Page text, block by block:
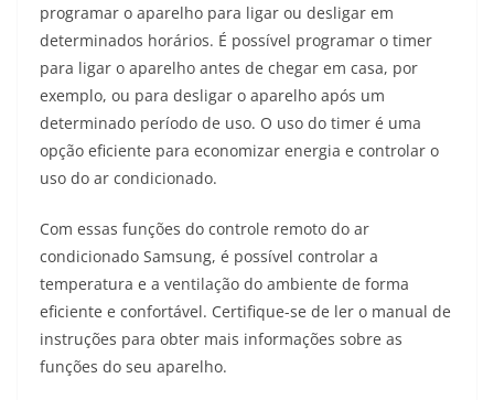
programar o aparelho para ligar ou desligar em
determinados horários. É possível programar o timer
para ligar o aparelho antes de chegar em casa, por
exemplo, ou para desligar o aparelho após um
determinado período de uso. O uso do timer é uma
opção eficiente para economizar energia e controlar o
uso do ar condicionado.
Com essas funções do controle remoto do ar
condicionado Samsung, é possível controlar a
temperatura e a ventilação do ambiente de forma
eficiente e confortável. Certifique-se de ler o manual de
instruções para obter mais informações sobre as
funções do seu aparelho.